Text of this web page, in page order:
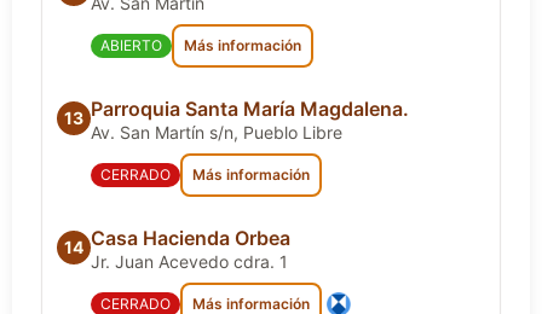
ABIERTO Más información
13 Parroquia Santa María Magdalena.
Av. San Martín s/n, Pueblo Libre
CERRADO Más información
14 Casa Hacienda Orbea
Jr. Juan Acevedo cdra. 1
CERRADO Más información